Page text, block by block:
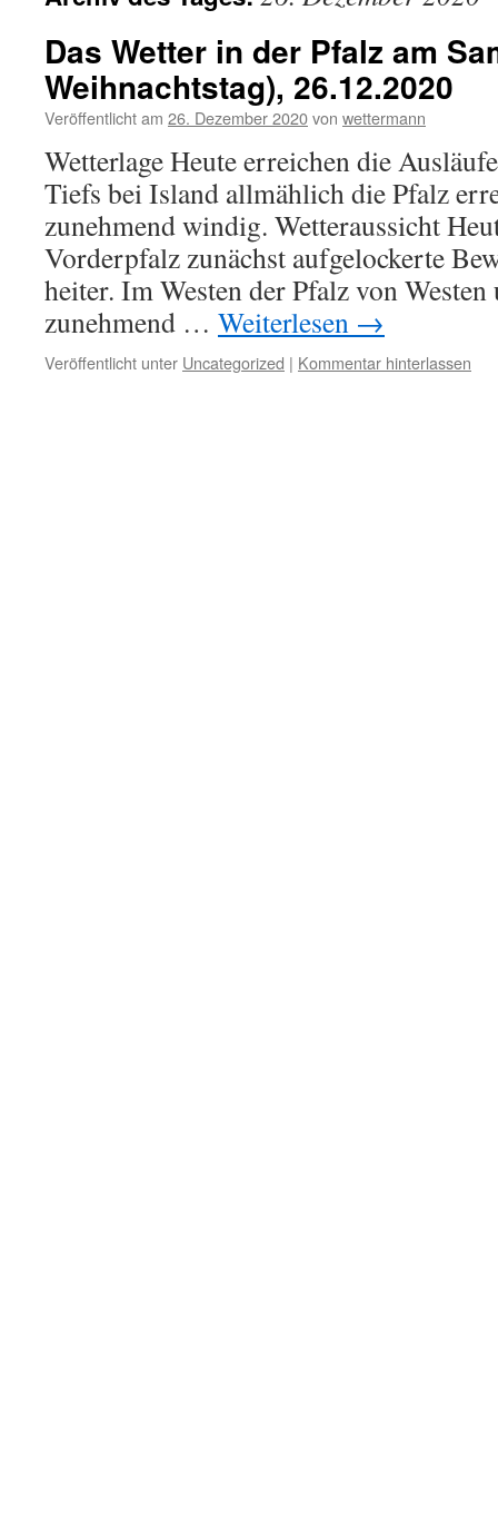
Das Wetter in der Pfalz am
Weihnachtstag), 26.12.2020
Veröffentlicht am 26. Dezember 2020von wettermann
Wetterlage Heute erreichen die
Tiefs bei Island allmählich die Pfalz
zunehmend windig. Wetteraussicht
Vorderpfalz zunächst aufgelockerte
heiter. Im Westen der Pfalz von
zunehmend … Weiterlesen →
Veröffentlicht unter Uncategorized | Kommentar hinterlassen